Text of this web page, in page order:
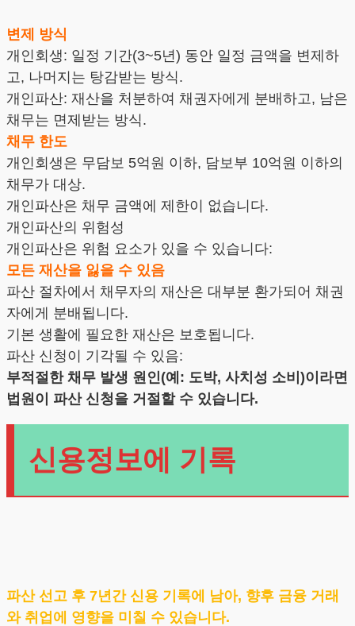
변제 방식
개인회생: 일정 기간(3~5년) 동안 일정 금액을 변제하
고, 나머지는 탕감받는 방식.
개인파산: 재산을 처분하여 채권자에게 분배하고, 남은
채무는 면제받는 방식.
채무 한도
개인회생은 무담보 5억원 이하, 담보부 10억원 이하의
채무가 대상.
개인파산은 채무 금액에 제한이 없습니다.
개인파산의 위험성
개인파산은 위험 요소가 있을 수 있습니다:
모든 재산을 잃을 수 있음
파산 절차에서 채무자의 재산은 대부분 환가되어 채권
자에게 분배됩니다.
기본 생활에 필요한 재산은 보호됩니다.
파산 신청이 기각될 수 있음:
부적절한 채무 발생 원인(예: 도박, 사치성 소비)이라면
법원이 파산 신청을 거절할 수 있습니다.
신용정보에 기록
파산 선고 후 7년간 신용 기록에 남아, 향후 금융 거래
와 취업에 영향을 미칠 수 있습니다.